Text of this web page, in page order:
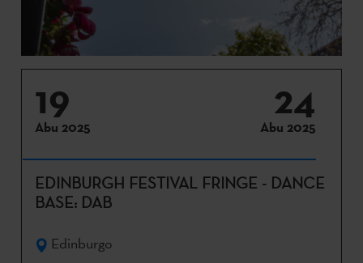
19
Abu 2025
24
Abu 2025
EDINBURGH FESTIVAL FRINGE - DANCE
BASE: DAB
Edinburgo